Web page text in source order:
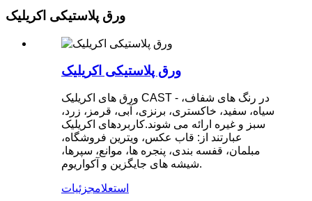
ورق پلاستیکی اکریلیک
ورق پلاستیکی اکریلیک
ورق های اکریلیک CAST - در رنگ های شفاف،
سیاه، سفید، خاکستری، برنزی، آبی، قرمز، زرد،
سبز و غیره ارائه می شوند.کاربردهای اکریلیک
عبارتند از: قاب عکس، ویترین فروشگاه،
مبلمان، قفسه بندی، پنجره ها، موانع، سپرها،
شیشه های جایگزین و آکواریوم.
استعلامجزئیات